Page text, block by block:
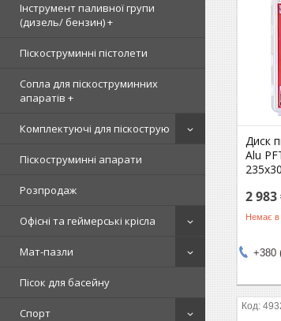
Інструмент паливної групи
(дизель/ бензин) +
Піскоструминні пістолети
Сопла для піскоструминних
апаратів +
Комплектуючі для піскострую
Піскоструминні апарати
Розпродаж
Офісні та геймерські крісла
Мат-пазли
Пісок для басейну
Спорт
Диск
Alu
2 983
Немає в
+380